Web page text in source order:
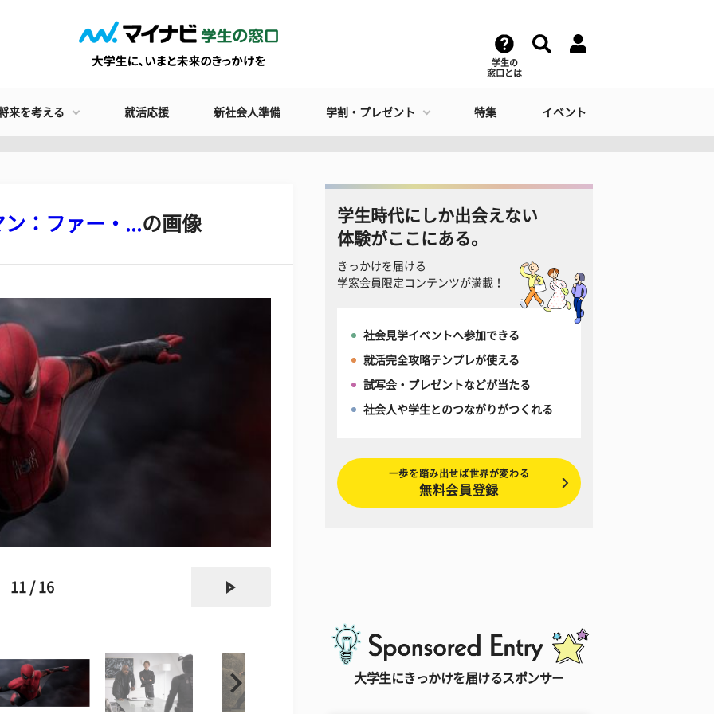
学生の
窓口とは
来を考える 就活応援 新社会人準備 学割・プレゼント 特集 イベント
：ファー・...の画像
11 / 16
学生時代にしか出会えない
体験がここにある。
きっかけを届ける
学窓会員限定コンテンツが満載！
社会見学イベントへ参加できる
就活完全攻略テンプレが使える
試写会・プレゼントなどが当たる
社会人や学生とのつながりがつくれる
一歩を踏み出せば世界が変わる
無料会員登録
大学生にきっかけを届けるスポンサー